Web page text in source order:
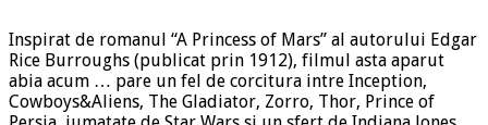
Inspirat de romanul “A Princess of Mars” al autorului Edgar
Rice Burroughs (publicat prin 1912), filmul asta aparut
abia acum … pare un fel de corcitura intre Inception,
Cowboys&Aliens, The Gladiator, Zorro, Thor, Prince of